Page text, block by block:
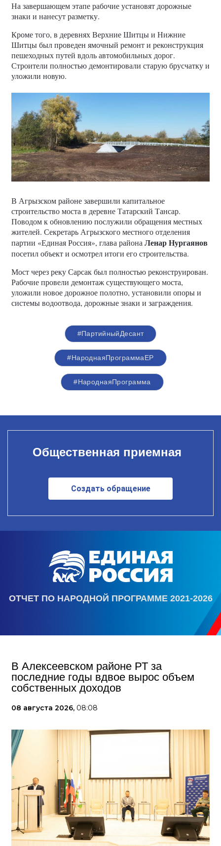
На завершающем этапе рабочие установят дорожные
знаки и нанесут разметку.
Кроме того, в деревнях Верхние Шитцы и Нижние
Шитцы был проведен ямочный ремонт и реконструкция
пешеходных путей вдоль автомобильных дорог.
Строители полностью демонтировали старую брусчатку и
уложили новую.
В Агрызском районе завершили капитальное
строительство моста в деревне Татарский Тансар.
Поводом к обновлению послужили обращения местных
жителей. Секретарь Агрызского местного отделения
партии «Единая Россия», глава района Ленар Нургаянов
посетил объект и осмотрел итоги его строительства.
Мост через реку Сарсак был полностью реконструирован.
Рабочие провели демонтаж существующего моста,
уложили новое дорожное полотно, установили опоры и
системы водоотвода, дорожные знаки и заграждения.
#ПартийныйДесант
#НароднаяПрограммаЕР
#НароднаяПрограмма
Общественная приемная
Создать обращение
ОТЧЕТ ПО НАРОДНОЙ ПРОГРАММЕ 2021-2026
В Алексеевском районе РТ за
последние годы вдвое вырос объем
собственных доходов
08 августа 2026, 08:08